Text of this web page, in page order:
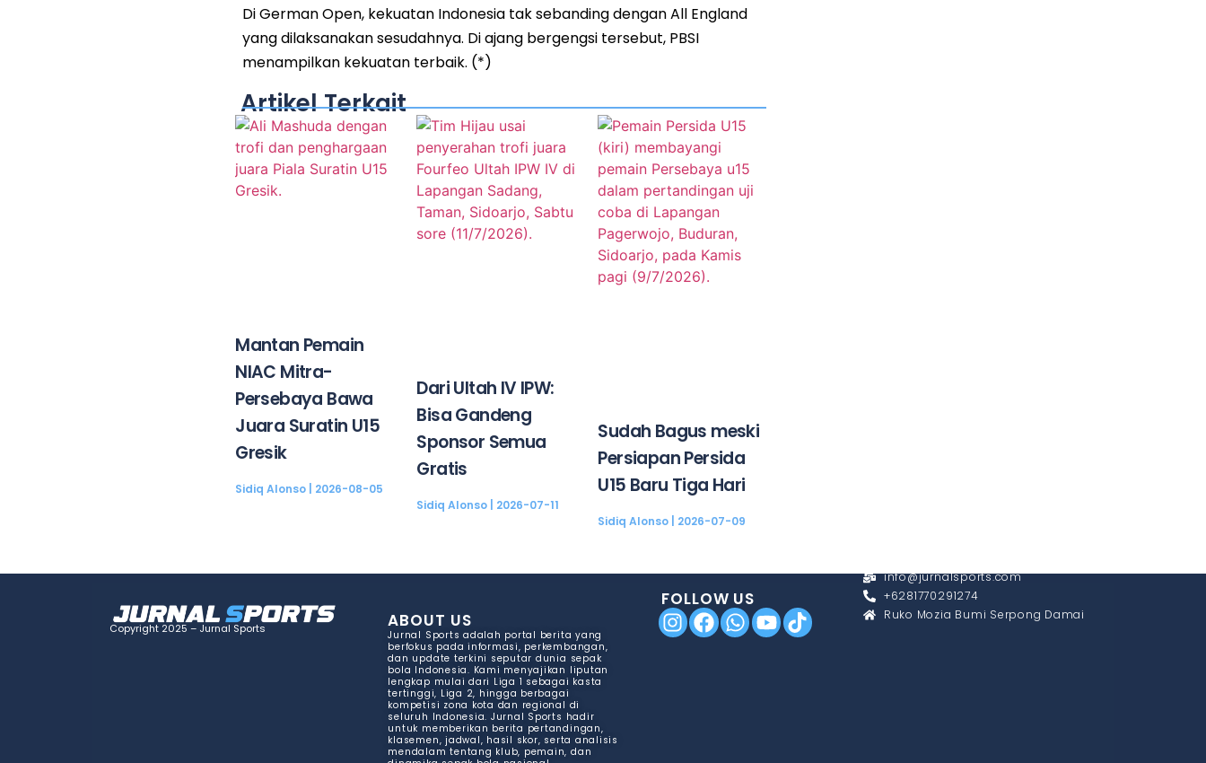
Di German Open, kekuatan Indonesia tak sebanding dengan All England
yang dilaksanakan sesudahnya. Di ajang bergengsi tersebut, PBSI
menampilkan kekuatan terbaik. (*)
Artikel Terkait
Mantan Pemain
NIAC Mitra-
Persebaya Bawa
Juara Suratin U15
Gresik
Sidiq Alonso 2026-08-05
Dari Ultah IV IPW:
Bisa Gandeng
Sponsor Semua
Gratis
Sidiq Alonso 2026-07-11
Sudah Bagus meski
Persiapan Persida
U15 Baru Tiga Hari
Sidiq Alonso 2026-07-09
Copyright 2025 – Jurnal Sports ABOUT US
Jurnal Sports adalah portal berita yang
berfokus pada informasi, perkembangan,
dan update terkini seputar dunia sepak
bola Indonesia. Kami menyajikan liputan
lengkap mulai dari Liga 1 sebagai kasta
tertinggi, Liga 2, hingga berbagai
kompetisi zona kota dan regional di
seluruh Indonesia. Jurnal Sports hadir
untuk memberikan berita pertandingan,
klasemen, jadwal, hasil skor, serta analisis
mendalam tentang klub, pemain, dan
FOLLOW US
info@jurnalsports.com
+6281770291274
Ruko Mozia Bumi Serpong Damai